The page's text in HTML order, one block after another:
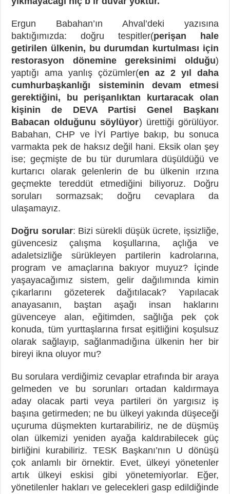
Ergun Babahan’ın Ahval’deki yazısına
baktığımızda: doğru tespitler(perişan hale
getirilen ülkenin, bu durumdan kurtulması için
restorasyon dönemine gereksinimi olduğu)
yaptığı ama yanlış çözümler(en az 2 yıl daha
cumhurbaşkanlığı sisteminin devam etmesi
gerektiğini, bu perişanlıktan kurtaracak olan
kişinin de DEVA Partisi Genel Başkanı
Babacan olduğunu söylüyor) ürettiği görülüyor.
Babahan, CHP ve İYİ Partiye bakıp, bu sonuca
varmakta pek de haksız değil hani. Eksik olan şey
ise; geçmişte de bu tür durumlara düşüldüğü ve
kurtarıcı olarak gelenlerin de bu ülkenin ırzına
geçmekte tereddüt etmediğini biliyoruz. Doğru
soruları sormazsak; doğru cevaplara da
ulaşamayız.
Doğru sorular: Bizi sürekli düşük ücrete, işsizliğe,
güvencesiz çalışma koşullarına, açlığa ve
adaletsizliğe sürükleyen partilerin kadrolarına,
program ve amaçlarına bakıyor muyuz? İçinde
yaşayacağımız sistem, gelir dağılımında kimin
çıkarlarını gözeterek dağıtılacak? Yapılacak
anayasanın, baştan aşağı insan haklarını
güvenceye alan, eğitimden, sağlığa pek çok
konuda, tüm yurttaşlarına fırsat eşitliğini koşulsuz
olarak sağlayıp, sağlanmadığına ülkenin her bir
bireyi ikna oluyor mu?
Bu sorulara verdiğimiz cevaplar etrafında bir araya
gelmeden ve bu sorunları ortadan kaldırmaya
aday olacak parti veya partileri ön yargısız iş
başına getirmeden; ne bu ülkeyi yakında düşeceği
uçuruma düşmekten kurtarabiliriz, ne de düşmüş
olan ülkemizi yeniden ayağa kaldırabilecek güç
birliğini kurabiliriz. TESK Başkanı’nın U dönüşü
çok anlamlı bir örnektir. Evet, ülkeyi yönetenler
artık ülkeyi eskisi gibi yönetemiyorlar. Eğer,
yönetilenler hakları ve gelecekleri gasp edildiğinde